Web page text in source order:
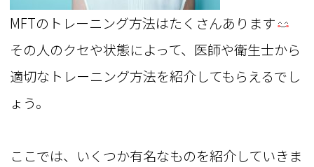
MFTのトレーニング方法はたくさんあります
その人のクセや状態によって、医師や衛生士から
適切なトレーニング方法を紹介してもらえるでし
ょう。
ここでは、いくつか有名なものを紹介していきま